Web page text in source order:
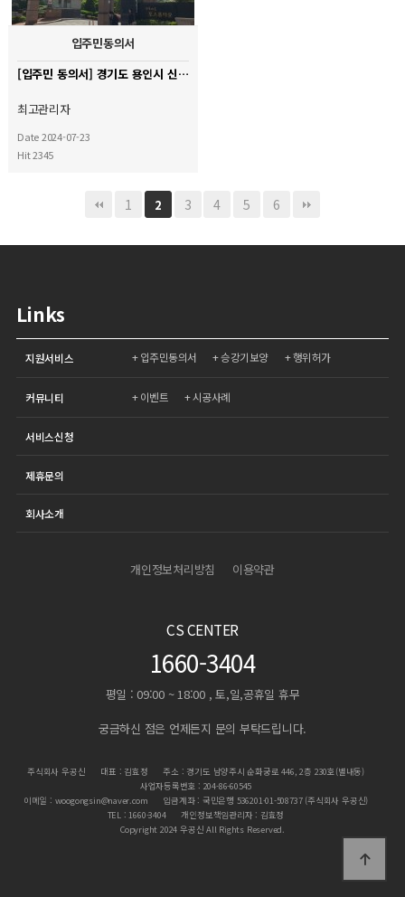
입주민동의서
[입주민 동의서] 경기도 용인시 신촌마을포스홈타운 2단지
최고관리자
Date 2024-07-23
Hit 2345
1 2 3 4 5 6
Links
지원서비스 입주민동의서 승강기보양 행위허가
커뮤니티 이벤트 시공사례
서비스신청
제휴문의
회사소개
개인정보처리방침 이용약관
CS CENTER
1660-3404
평일 : 09:00 ~ 18:00 , 토,일,공휴일 휴무
궁금하신 점은 언제든지 문의 부탁드립니다.
주식회사 우공신 대표 : 김효정
주소 : 경기도 남양주시 순화궁로 446, 2층 230호(별내동)
사업자등록번호 : 204-86-60545
이메일 : woogongsin@naver.com
입금계좌 : 국민은행 536201-01-508737 (주식회사 우공신)
TEL : 1660-3404
개인정보책임관리자 : 김효정
Copyright 2024 우공신 All Rights Reserved.